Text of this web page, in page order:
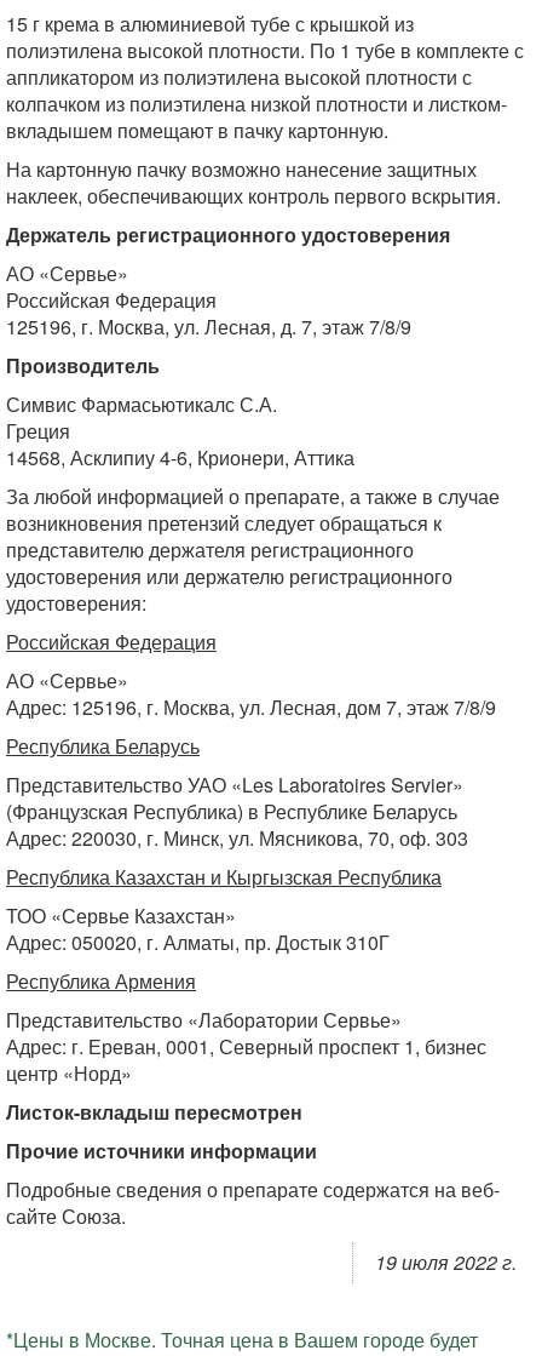
15 г крема в алюминиевой тубе с крышкой из
полиэтилена высокой плотности. По 1 тубе в комплекте с
аппликатором из полиэтилена высокой плотности с
колпачком из полиэтилена низкой плотности и листком-
вкладышем помещают в пачку картонную.
На картонную пачку возможно нанесение защитных
наклеек, обеспечивающих контроль первого вскрытия.
Держатель регистрационного удостоверения
АО «Сервье»
Российская Федерация
125196, г. Москва, ул. Лесная, д. 7, этаж 7/8/9
Производитель
Симвис Фармасьютикалс С.А.
Греция
14568, Асклипиу 4-6, Крионери, Аттика
За любой информацией о препарате, а также в случае
возникновения претензий следует обращаться к
представителю держателя регистрационного
удостоверения или держателю регистрационного
удостоверения:
Российская Федерация
АО «Сервье»
Адрес: 125196, г. Москва, ул. Лесная, дом 7, этаж 7/8/9
Республика Беларусь
Представительство УАО «Les Laboratoires Servier»
(Французская Республика) в Республике Беларусь
Адрес: 220030, г. Минск, ул. Мясникова, 70, оф. 303
Республика Казахстан и Кыргызская Республика
ТОО «Сервье Казахстан»
Адрес: 050020, г. Алматы, пр. Достык 310Г
Республика Армения
Представительство «Лаборатории Сервье»
Адрес: г. Ереван, 0001, Северный проспект 1, бизнес
центр «Норд»
Листок-вкладыш пересмотрен
Прочие источники информации
Подробные сведения о препарате содержатся на веб-
сайте Союза.
19 июля 2022 г.
*Цены в Москве. Точная цена в Вашем городе будет